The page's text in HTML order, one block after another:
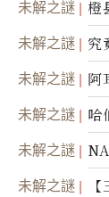
未解之謎 橙
未解之謎 究
未解之謎 阿
未解之謎
哈
爆
未解之謎
未解之謎